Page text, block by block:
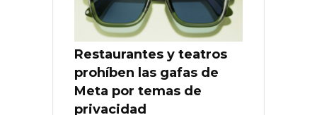
Restaurantes y teatros
prohíben las gafas de
Meta por temas de
privacidad